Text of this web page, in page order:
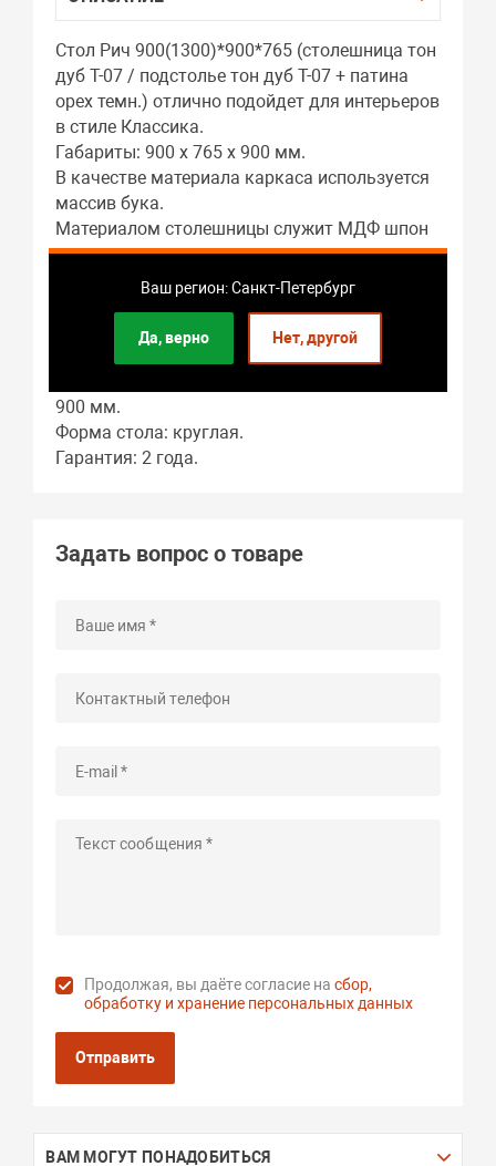
Ваш регион: Санкт-Петербург
Да, верно Нет, другой
Стол Рич 900(1300)*900*765 (столешница тон
дуб Т-07 / подстолье тон дуб Т-07 + патина
орех темн.) отлично подойдет для интерьеров
в стиле Классика.
Габариты: 900 x 765 x 900 мм.
В качестве материала каркаса используется
массив бука.
Материалом столешницы служит МДФ шпон
ясеня.
Подстолье: массив бука.
этого предмета мебели.
900 мм.
Форма стола: круглая.
Гарантия: 2 года.
Задать вопрос о товаре
Продолжая, вы даёте согласие насбор,
обработку и хранение персональных данных
Отправить
ВАМ МОГУТ ПОНАДОБИТЬСЯ